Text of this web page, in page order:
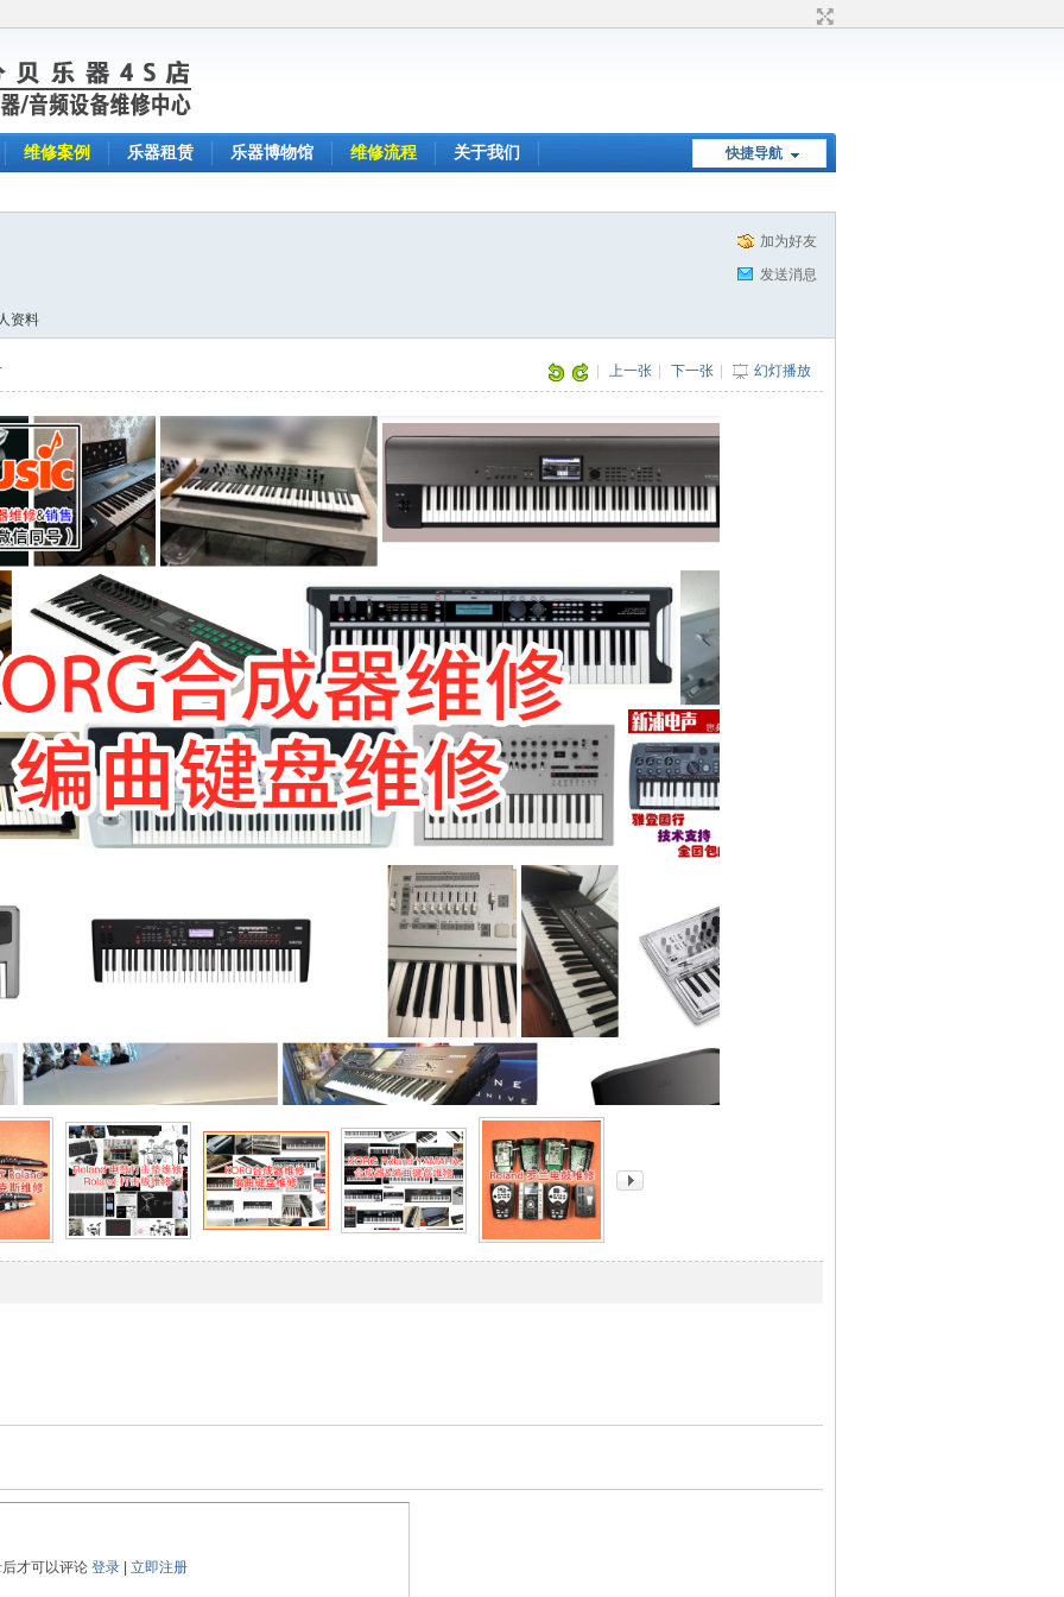
快捷导航
维修案例 乐器租赁 乐器博物馆 维修流程 关于我们
加为好友
发送消息
资料
上一张 下一张 幻灯播放
才可以评论 登录 立即注册